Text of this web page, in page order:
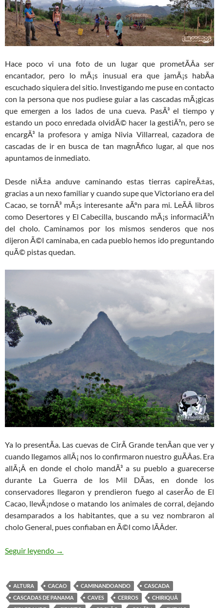
Hace poco vi una foto de un lugar que prometÃ­Â­a ser
encantador, pero lo mÃ¡s inusual era que jamÃ¡s habÃ­a
escuchado siquiera del sitio. Investigando me puse en contacto
con la persona que nos pudiese guiar a las cascadas mÃ¡gicas
que emergen a los lados de una cueva. PasÃ³ el tiempo y
estando un poco enredada olvidÃ© hacer la gestiÃ³n, pero se
encargÃ³ la profesora y amiga Nivia Villarreal, cazadora de
cascadas de ir en busca de tan magnÃ­fico lugar, al que nos
apuntamos de inmediato.
Desde niÃ±a anduve caminando estas tierras capireÃ±as,
gracias a un nexo familiar y cuando supe que Victoriano era del
Cacao, se tornÃ³ mÃ¡s interesante aÃºn para mi. LeÃ­Â­ libros
como Desertores y El Cabecilla, buscando mÃ¡s informaciÃ³n
del cholo. Caminamos por los mismos senderos que nos
dijeron Ã©l caminaba, en cada pueblo hemos ido preguntando
quÃ© pistas quedan.
Ya lo presentÃ­a. Las cuevas de CirÃ­ Grande tenÃ­an que ver y
cuando llegamos allÃ¡ nos lo confirmaron nuestro guÃ­Â­as. Era
allÃ¡Â­ en donde el cholo mandÃ³ a su pueblo a guarecerse
durante La Guerra de los Mil DÃ­as, en donde los
conservadores llegaron y prendieron fuego al caserÃ­o de El
Cacao, llevÃ¡ndose o matando los animales de corral, dejando
desamparados a los habitantes, que a su vez nombraron al
cholo General, pues confiaban en Ã©l como lÃ­Â­der.
Seguir leyendo Cascada Las Golondrinas y Cuevas de Cacao,
→
ALTURA CACAO CAMINANDOANDO
CASCADA
CASCADAS DE PANAMA
CAVES CERROS
CHIRIQUÃ­